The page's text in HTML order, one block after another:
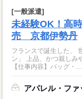
[一般派遣]
未経験OK！高
売 京都伊勢丹
フランスで誕生した、
ン」 上品、かつ親し
【仕事内容】バッグ・...
アパレル・フ